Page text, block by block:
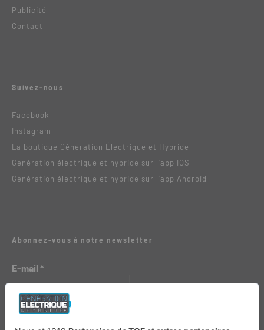
Publicité
Contact
Suivez-nous
Facebook
Instagram
La boutique Génération Électrique et Hybride
Génération électrique et hybride sur l’app IOS
Génération électrique et hybride sur l’app Android
Abonnez-vous à notre newsletter
E-mail *